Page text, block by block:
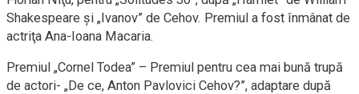
Shakespeare şi „Ivanov” de Cehov. Premiul a fost înmânat de
actriţa Ana-Ioana Macaria.
Premiul „Cornel Todea” – Premiul pentru cea mai bună trupă
de actori- „De ce, Anton Pavlovici Cehov?”, adaptare după